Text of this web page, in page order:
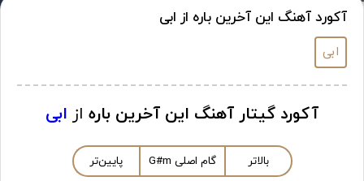
آکورد آهنگ این آخرین باره از ابی
ابی
آکورد گیتار آهنگ این آخرین باره از ابی
بالاتر گام اصلی G#m پایین‌تر